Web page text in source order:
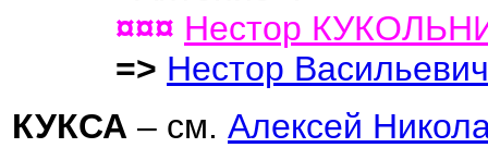
¤¤¤ Нестор
=> Нестор
КУКСА – см. Алексей